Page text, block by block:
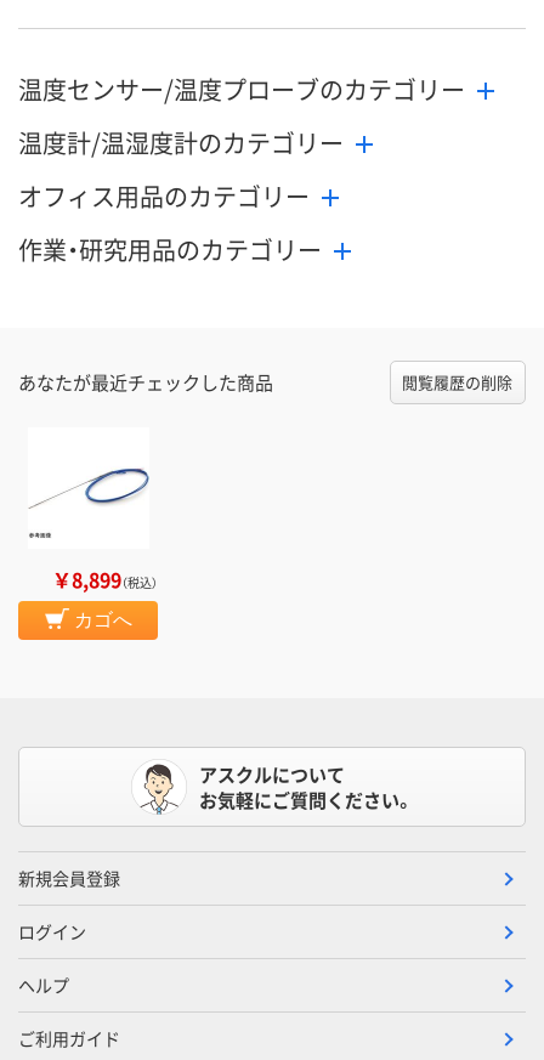
カゴへ カゴへ
温度センサー/温度プローブのカテゴリー
温度計/温湿度計のカテゴリー
オフィス用品のカテゴリー
作業・研究用品のカテゴリー
あなたが最近チェックした商品 閲覧履歴の削除
￥8,899（税込）
カゴへ
アスクルについて
お気軽にご質問ください。
新規会員登録
ログイン
ヘルプ
ご利用ガイド